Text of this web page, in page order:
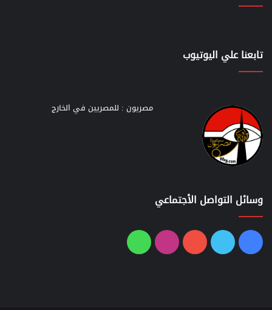
تابعنا علي اليوتيوب
مصريون : للمصريين في الخارج
وسائل التواصل الأجتماعي
فيسبوك
تويتر يوتيوبانستقرامواتساب